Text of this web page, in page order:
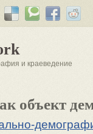
и краеведение
объект